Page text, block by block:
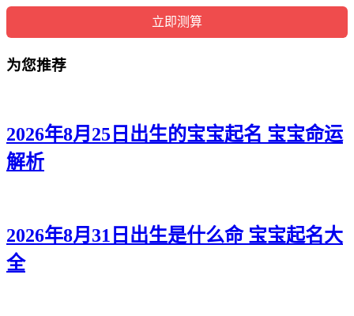
媛悦、依甜。
为您推荐
2026年8月25日出生的宝宝起名 宝宝命运
解析
2026年8月31日出生是什么命 宝宝起名大
全